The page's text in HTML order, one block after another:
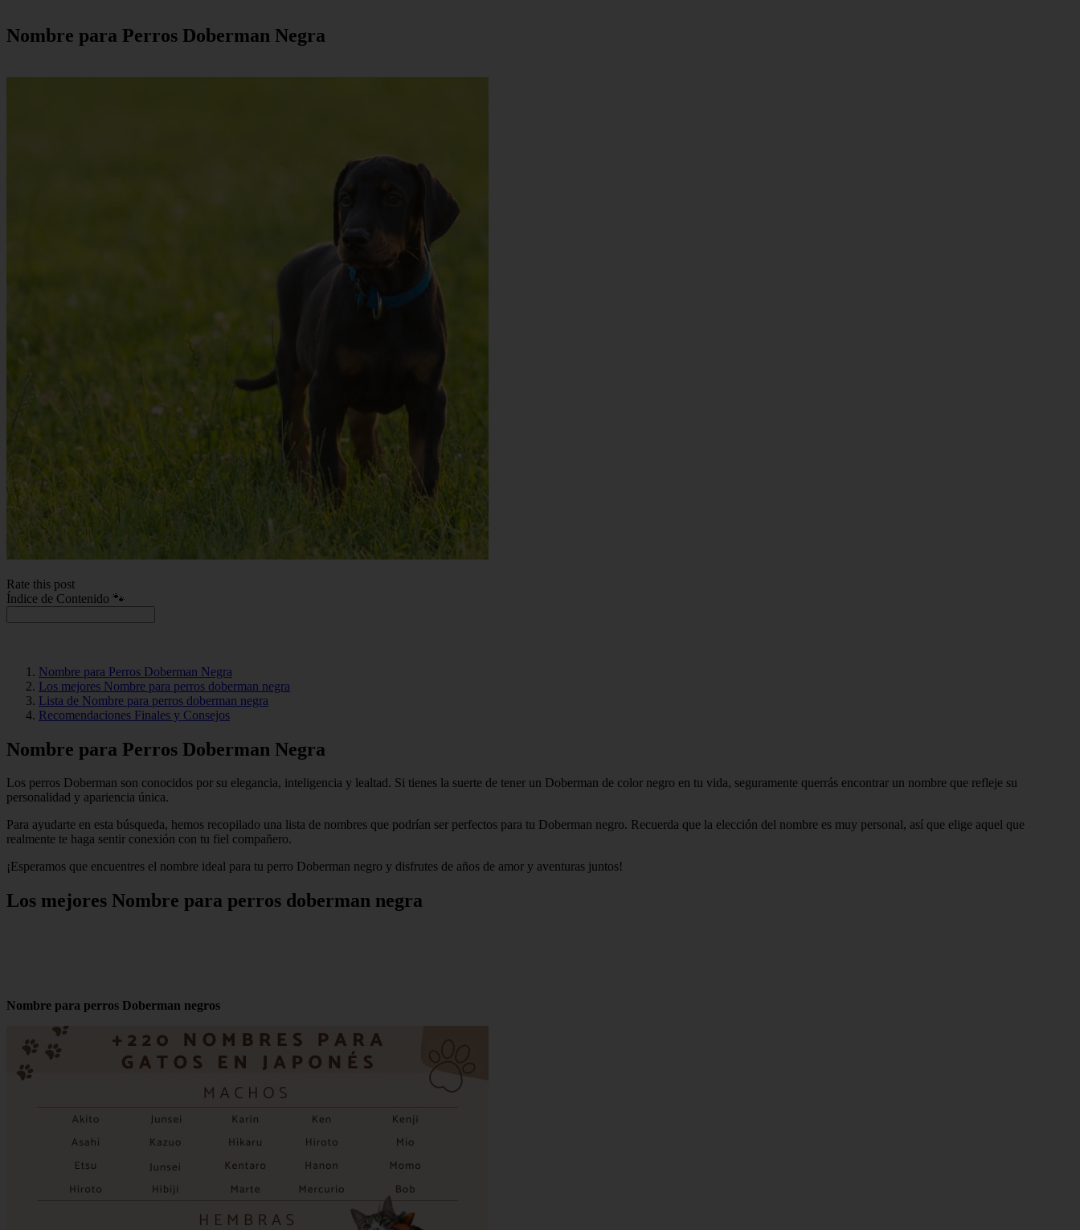
Nombre para Perros Doberman Negra
Rate this post
Índice de Contenido 🐾
Nombre para Perros Doberman Negra
Los mejores Nombre para perros doberman negra
Lista de Nombre para perros doberman negra
Recomendaciones Finales y Consejos
Nombre para Perros Doberman Negra
Los perros Doberman son conocidos por su elegancia, inteligencia y lealtad. Si tienes la suerte de tener un Doberman de color negro en tu vida, seguramente querrás encontrar un nombre que refleje su
personalidad y apariencia única.
Para ayudarte en esta búsqueda, hemos recopilado una lista de nombres que podrían ser perfectos para tu Doberman negro. Recuerda que la elección del nombre es muy personal, así que elige aquel que
realmente te haga sentir conexión con tu fiel compañero.
¡Esperamos que encuentres el nombre ideal para tu perro Doberman negro y disfrutes de años de amor y aventuras juntos!
Los mejores Nombre para perros doberman negra
Nombre para perros Doberman negros